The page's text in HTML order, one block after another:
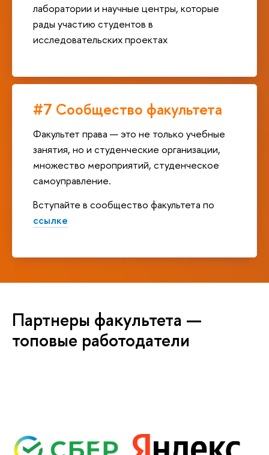
лаборатории и научные центры, которые
рады участию студентов в
исследовательских проектах
#7 Сообщество факультета
Факультет права — это не только учебные
занятия, но и студенческие организации,
множество мероприятий, студенческое
самоуправление.
Вступайте в сообщество факультета по
ссылке
Партнеры факультета —
топовые работодатели